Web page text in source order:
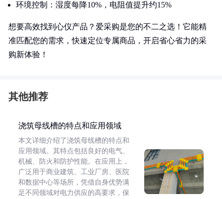
环境控制：湿度每降10%，电阻值提升约15%
想要高效找到心仪产品？爱采购是您的不二之选！它能精
准匹配您的需求，快速定位专属商品，开启省心省力的采
购新体验！
其他推荐
浇筑母线槽的特点和应用领域
本文详细介绍了浇筑母线槽的特点和
应用领域。其特点包括良好的电气、
机械、防火和防护性能。在应用上，
广泛用于商业建筑、工业厂房、医院
和数据中心等场所，凭借自身优势满
足不同领域对电力供应的高要求，保